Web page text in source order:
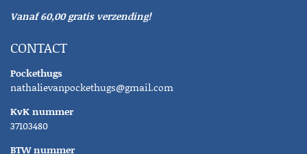
Vanaf 60,00 gratis verzending!
CONTACT
Pockethugs
nathalievanpockethugs@gmail.com
KvK nummer
37103480
BTW nummer